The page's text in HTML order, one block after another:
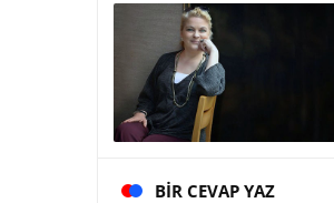
BIR CEVAP YAZ